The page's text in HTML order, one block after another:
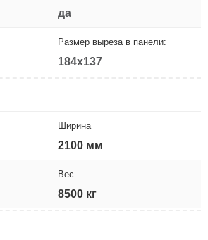
да
Размер выреза в панели:
184x137
Ширина
2100 мм
Вес
8500 кг